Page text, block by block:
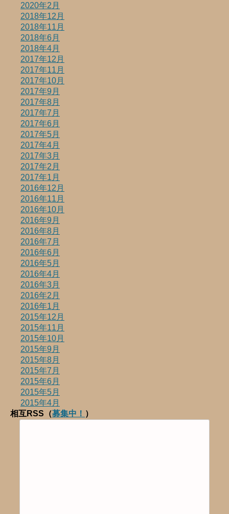
2020年2月
2018年12月
2018年11月
2018年6月
2018年4月
2017年12月
2017年11月
2017年10月
2017年9月
2017年8月
2017年7月
2017年6月
2017年5月
2017年4月
2017年3月
2017年2月
2017年1月
2016年12月
2016年11月
2016年10月
2016年9月
2016年8月
2016年7月
2016年6月
2016年5月
2016年4月
2016年3月
2016年2月
2016年1月
2015年12月
2015年11月
2015年10月
2015年9月
2015年8月
2015年7月
2015年6月
2015年5月
2015年4月
相互RSS（募集中！ ）